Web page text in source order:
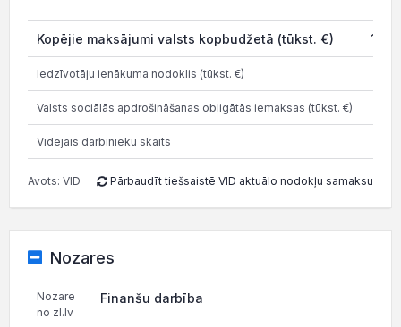
Kopējie maksājumi valsts kopbudžetā (tūkst. €)
Iedzīvotāju ienākuma nodoklis (tūkst. €)
Valsts sociālās apdrošināšanas obligātās iemaksas (tūkst. €)
Vidējais darbinieku skaits
Avots: VID Pārbaudīt tiešsaistē VID aktuālo nodokļu samaksu
Nozares
Nozare
no zl.lv
Finanšu darbība